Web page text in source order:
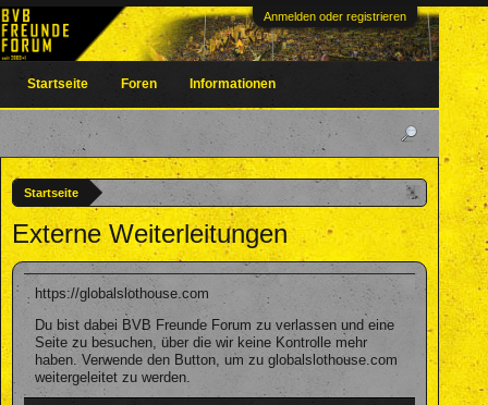
Anmelden oder registrieren
Startseite
Externe Weiterleitungen
https://globalslothouse.com
Du bist dabei BVB Freunde Forum zu verlassen und eine
Seite zu besuchen, über die wir keine Kontrolle mehr
haben. Verwende den Button, um zu globalslothouse.com
weitergeleitet zu werden.
Startseite Foren Informationen